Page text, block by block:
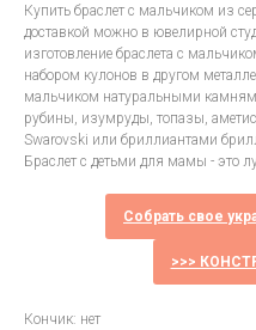
Купить браслет с мальчиком из
доставкой можно в ювелирной
изготовление браслета с
набором кулонов в другом
мальчиком натуральными
рубины, изумруды, топазы,
Swarovski или бриллиантами
Браслет с детьми для мамы - это
Собрать свое
>>>
Кончик: нет